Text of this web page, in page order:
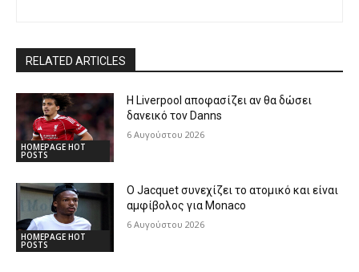
RELATED ARTICLES
HOMEPAGE HOT
POSTS
Η Liverpool αποφασίζει αν θα δώσει
δανεικό τον Danns
6 Αυγούστου 2026
HOMEPAGE HOT
POSTS
Ο Jacquet συνεχίζει το ατομικό και είναι
αμφίβολος για Monaco
6 Αυγούστου 2026